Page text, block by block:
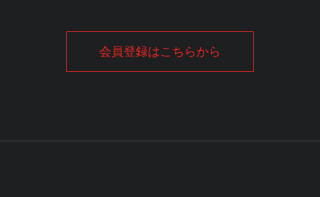
会員登録はこちらから